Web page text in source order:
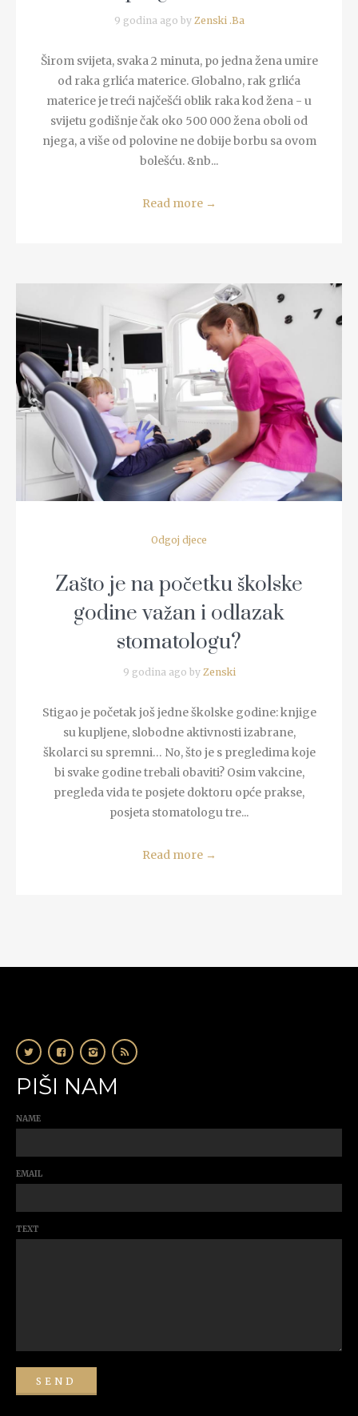
9 godina ago by Zenski .Ba
Širom svijeta, svaka 2 minuta, po jedna žena umire
od raka grlića materice. Globalno, rak grlića
materice je treći najčešći oblik raka kod žena - u
svijetu godišnje čak oko 500 000 žena oboli od
njega, a više od polovine ne dobije borbu sa ovom
bolešću. &nb...
Read more →
READ MORE
Odgoj djece
Zašto je na početku školske
godine važan i odlazak
stomatologu?
9 godina ago by Zenski
Stigao je početak još jedne školske godine: knjige
su kupljene, slobodne aktivnosti izabrane,
školarci su spremni… No, što je s pregledima koje
bi svake godine trebali obaviti? Osim vakcine,
pregleda vida te posjete doktoru opće prakse,
posjeta stomatologu tre...
Read more →
PIŠI NAM
NAME
EMAIL
TEXT